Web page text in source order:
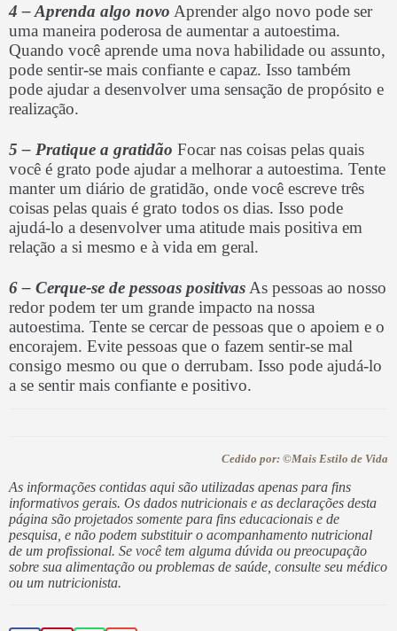
4 – Aprenda algo novo Aprender algo novo pode ser
uma maneira poderosa de aumentar a autoestima.
Quando você aprende uma nova habilidade ou assunto,
pode sentir-se mais confiante e capaz. Isso também
pode ajudar a desenvolver uma sensação de propósito e
realização.
5 – Pratique a gratidão Focar nas coisas pelas quais
você é grato pode ajudar a melhorar a autoestima. Tente
manter um diário de gratidão, onde você escreve três
coisas pelas quais é grato todos os dias. Isso pode
ajudá-lo a desenvolver uma atitude mais positiva em
relação a si mesmo e à vida em geral.
6 – Cerque-se de pessoas positivas As pessoas ao nosso
redor podem ter um grande impacto na nossa
autoestima. Tente se cercar de pessoas que o apoiem e o
encorajem. Evite pessoas que o fazem sentir-se mal
consigo mesmo ou que o derrubam. Isso pode ajudá-lo
a se sentir mais confiante e positivo.
Cedido por: ©Mais Estilo de Vida
As informações contidas aqui são utilizadas apenas para fins
informativos gerais. Os dados nutricionais e as declarações desta
página são projetados somente para fins educacionais e de
pesquisa, e não podem substituir o acompanhamento nutricional
de um profissional. Se você tem alguma dúvida ou preocupação
sobre sua alimentação ou problemas de saúde, consulte seu médico
ou um nutricionista.